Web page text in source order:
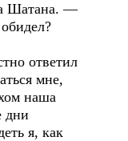
Шатана. —
ответил
мне,
наша
дни
я, как